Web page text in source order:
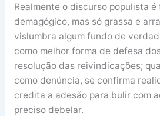
Realmente o discurso populista
demagógico, mas só grassa e
vislumbra algum fundo de
como melhor forma de defesa
resolução das reivindicações;
como denúncia, se confirma
credita a adesão para bulir com
preciso debelar.